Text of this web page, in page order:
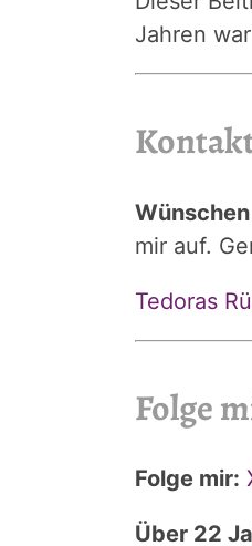
Jahren
mir auf.
Tedoras
Folge
Folge mir:
Über 22